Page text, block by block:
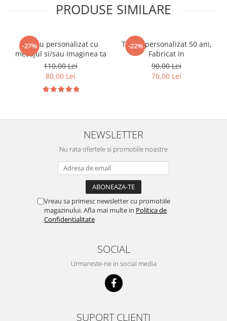
PRODUSE SIMILARE
-27%
Tricou personalizat cu
mesajul si/sau imaginea ta
110,00 Lei
80,00 Lei
-22%
Tricou personalizat 50 ani,
Fabricat In
90,00 Lei
70,00 Lei
NEWSLETTER
Nu rata ofertele si promotiile noastre
Vreau sa primesc newsletter cu promotiile
magazinului. Afla mai multe in Politica de
Confidentialitate
SOCIAL
Urmareste-ne in social media
SUPORT CLIENTI